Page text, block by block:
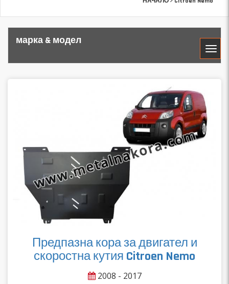
марка & модел
Предпазна кора за двигател и
скоростна кутия Citroen Nemo
2008 - 2017